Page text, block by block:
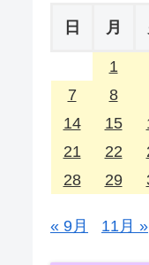
日 月
1
7
8
14
15
21
22
28
29
« 9月 11月 »